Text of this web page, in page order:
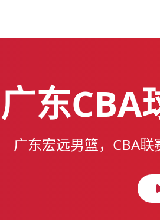
广东CBA
广东宏远男篮，CBA